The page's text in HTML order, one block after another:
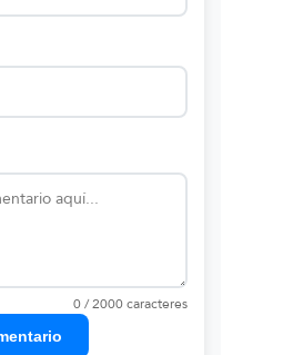
0 / 2000 caracteres